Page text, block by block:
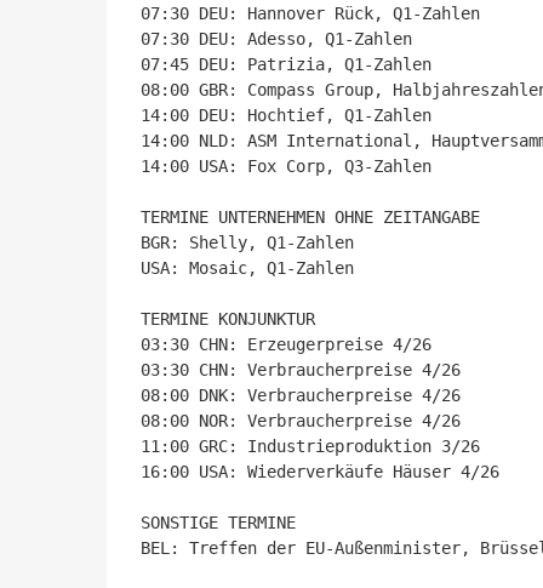
07:30 DEU: Hannover Rück, Q1-Zahlen
07:30 DEU: Adesso, Q1-Zahlen
07:45 DEU: Patrizia, Q1-Zahlen
08:00 GBR: Compass Group,
14:00 DEU: Hochtief, Q1-Zahlen
14:00 NLD: ASM International,
14:00 USA: Fox Corp, Q3-Zahlen
TERMINE UNTERNEHMEN OHNE ZEITANGABE
BGR: Shelly, Q1-Zahlen
USA: Mosaic, Q1-Zahlen
TERMINE KONJUNKTUR
03:30 CHN: Erzeugerpreise 4/26
03:30 CHN: Verbraucherpreise 4/26
08:00 DNK: Verbraucherpreise 4/26
08:00 NOR: Verbraucherpreise 4/26
11:00 GRC: Industrieproduktion 3/26
16:00 USA: Wiederverkäufe Häuser 4/26
SONSTIGE TERMINE
BEL: Treffen der EU-Außenminister,